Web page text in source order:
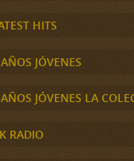
HITS
JÓVENES
JÓVENES LA
RADIO